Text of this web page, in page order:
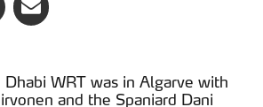
Dhabi WRT was in Algarve with
and the Spaniard Dani